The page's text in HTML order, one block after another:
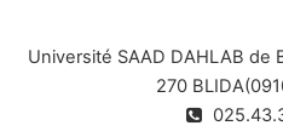
Université SAAD DAHLAB de
270